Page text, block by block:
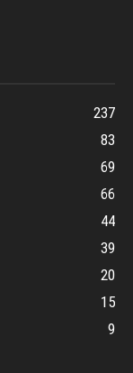
237
83
69
66
44
39
20
15
9